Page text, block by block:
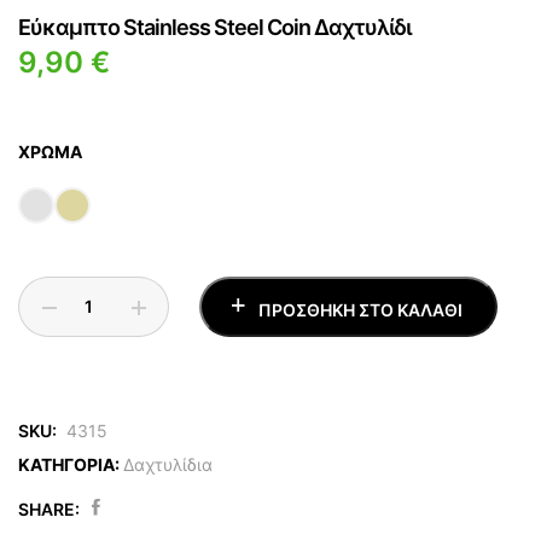
Εύκαμπτο Stainless Steel Coin Δαχτυλίδι
9,90 €
ΧΡΏΜΑ
ΠΡΟΣΘΉΚΗ ΣΤΟ ΚΑΛΆΘΙ
SKU: 4315
ΚΑΤΗΓΟΡΙΑ: Δαχτυλίδια
SHARE: